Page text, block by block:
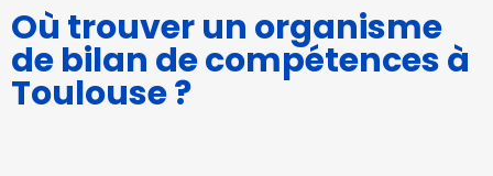
Où trouver un organisme
de bilan de compétences à
Toulouse ?
Statistiques
Afin que nous
puissions
améliorer la
fonctionnalité